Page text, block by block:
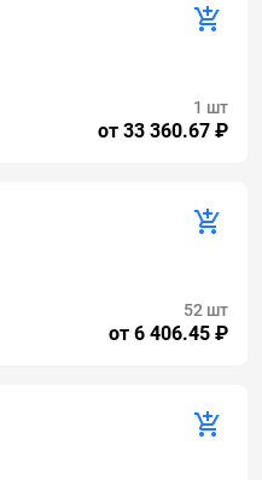
от 33 360.67 ₽
1 шт
от 6 406.45 ₽
52 шт